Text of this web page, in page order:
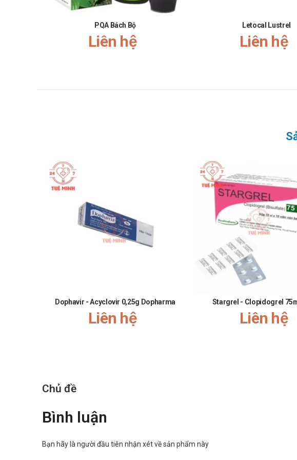
Thông tin với bác sĩ các sản phẩm, thuốc mà bạn đang sử dụng.
Lý do nên mua Probiotic Lactobamingold
Sản phẩm chính hãng.
Quên liều: Sử dụng ngay khi nhớ ra. Không sử dụng bù những liều đã
Một số sản phẩm tương tự
Trivitamin b1-b6-b12
Vitamin b12 1000mcg/ml
Giấy phép xác nhận từ Bộ Y Tế
Sản xuất tại: Công ty TNHH Dược phẩm Tradiphar
Xuất xứ thương hiệu: Việt Nam
Đóng gói: Hộp 30 gói
GiáProbiotic Lactobamingold Tradiphar
hệ hotline công ty
Probiotic Lactobamingold Tradiphar mua ở đâu
Mua hàng trực tiếp tại cửa hàng theo 2 khung giờ sau:
PQA Bách Bộ
Liên hệ
Letocal Lustrel
Liên hệ
Dophavir - Acyclovir 0,25g Dopharma
Liên hệ
Stargrel - Clopidogrel
Liên hệ
Chủ đề
Bình luận
Bạn hãy là người đầu tiên nhận xét về sản phẩm này